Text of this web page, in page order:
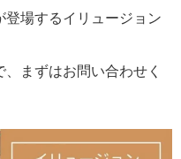
登場するイリュージョン
まずはお問い合わせく